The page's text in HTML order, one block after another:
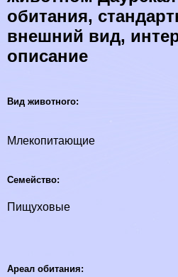
обитания,
внешний вид,
описание
Вид животного:
Млекопитающие
Семейство:
Пищуховые
Ареал обитания: